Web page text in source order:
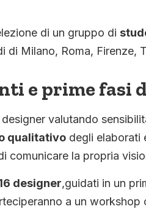
di un gruppo di
di Milano, Roma, Firenze,
e prime fasi
valutando
qualitativo degli elaborati
comunicare la propria
designer,guidati in un
a un workshop